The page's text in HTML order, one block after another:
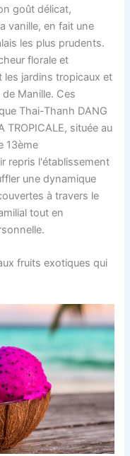
goût délicat,
vanille, en fait une
les plus prudents.
florale et
les jardins tropicaux et
Manille. Ces
Thai-Thanh DANG
TROPICALE, située au
13ème
repris l'établissement
une dynamique
à travers le
tout en
fruits exotiques qui